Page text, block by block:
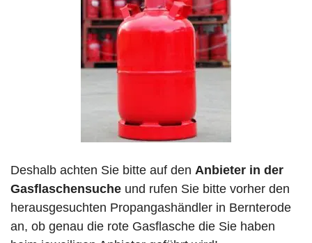
Deshalb achten Sie bitte auf den Anbieter in der
Gasflaschensuche und rufen Sie bitte vorher den
herausgesuchten Propangashändler in Bernterode
an, ob genau die rote Gasflasche die Sie haben